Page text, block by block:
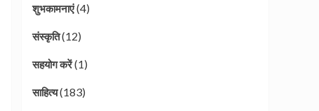
शुभकामनाएं(4)
संस्कृति(12)
सहयोग करें(1)
साहित्य(183)